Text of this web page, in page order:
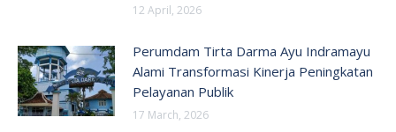
12 April, 2026
Perumdam Tirta Darma Ayu Indramayu
Alami Transformasi Kinerja Peningkatan
Pelayanan Publik
17 March, 2026